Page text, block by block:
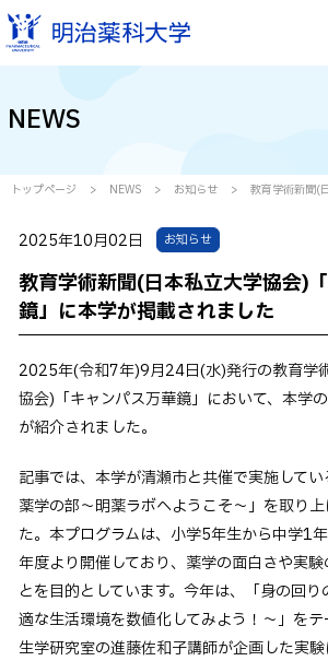
学部学科・大学院
学生生活
受験生の方へ
保護者等の方へ
卒業生の方へ
企業・一般の方へ
ご支援をお考えの方へ
維持員の方へ
NEWS
トップページ NEWS お知らせ 教育学術新聞(
2025年10月02日 お知らせ
教育学術新聞(日本私立大学協会)
鏡」に本学が掲載されました
2025年(令和7年)9月24日(水)発行の教育学
協会)「キャンパス万華鏡」において、本学
が紹介されました。
記事では、本学が清瀬市と共催で実施して
薬学の部～明薬ラボへようこそ～」を取り
た。本プログラムは、小学5年生から中学1
年度より開催しており、薬学の面白さや実
とを目的としています。今年は、「身の回
適な生活環境を数値化してみよう！～」を
生学研究室の進藤佐和子講師が企画した実